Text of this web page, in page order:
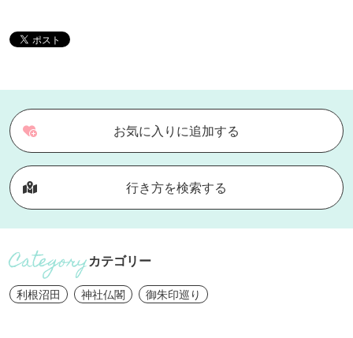
お気に入りに追加する
行き方を検索する
カテゴリー
利根沼田 神社仏閣 御朱印巡り